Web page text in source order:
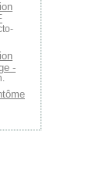
-